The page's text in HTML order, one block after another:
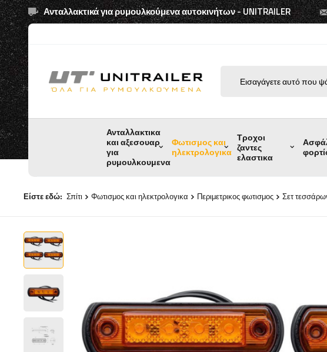
Ανταλλακτικά για ρυμουλκούμενα αυτοκινήτων - UNITRAILER
Ανταλλακτικα
και αξεσουαρ
για
ρυμουλκουμενα
Φωτισμος και
ηλεκτρολογικα
Τροχοι
ζαντες
ελαστικα
Είστε εδώ: Σπίτι Φωτισμος και ηλεκτρολογικα Περιμετρικος φωτισμος Σετ